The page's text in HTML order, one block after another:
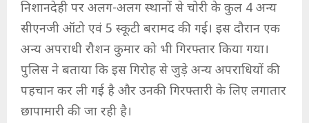
निशानदेही पर अलग-अलग स्थानों से चोरी के कुल 4 अन्य
सीएनजी ऑटो एवं 5 स्कूटी बरामद की गई। इस दौरान एक
अन्य अपराधी रौशन कुमार को भी गिरफ्तार किया गया।
पुलिस ने बताया कि इस गिरोह से जुड़े अन्य अपराधियों की
पहचान कर ली गई है और उनकी गिरफ्तारी के लिए लगातार
छापामारी की जा रही है।